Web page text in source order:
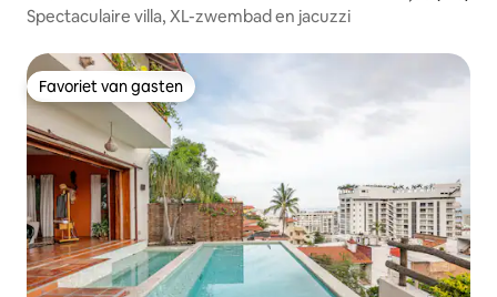
Spectaculaire villa, XL-zwembad en jacuzzi
Favoriet van gasten
Favoriet van gasten